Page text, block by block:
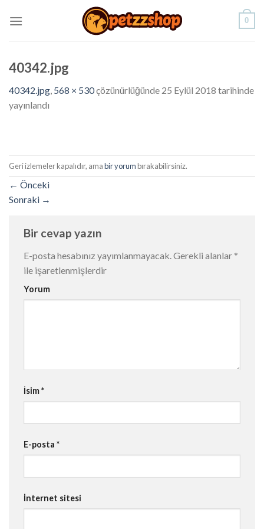
0
40342.jpg
40342.jpg, 568 × 530çözünürlüğünde 25 Eylül 2018 tarihinde
yayınlandı
Geri izlemeler kapalıdır, amabir yorumbırakabilirsiniz.
← Önceki
Sonraki →
Bir cevap yazın
E-posta hesabınız yayımlanmayacak.Gerekli alanlar *
ile işaretlenmişlerdir
Yorum
İsim*
E-posta *
İnternet sitesi